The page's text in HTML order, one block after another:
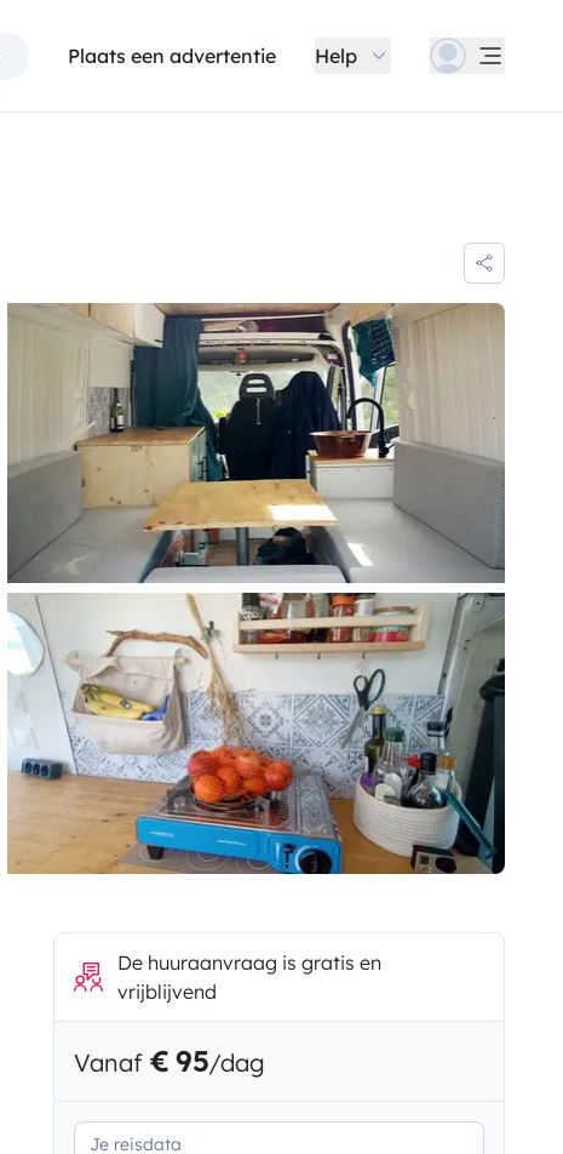
Plaats een advertentie Help
De huuraanvraag is gratis en
vrijblijvend
Vanaf € 95/dag
Je reisdata